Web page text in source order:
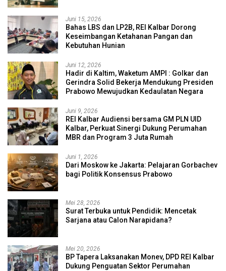
Juni 15, 2026
Bahas LBS dan LP2B, REI Kalbar Dorong
Keseimbangan Ketahanan Pangan dan
Kebutuhan Hunian
Juni 12, 2026
Hadir di Kaltim, Waketum AMPI : Golkar dan
Gerindra Solid Bekerja Mendukung Presiden
Prabowo Mewujudkan Kedaulatan Negara
Juni 9, 2026
REI Kalbar Audiensi bersama GM PLN UID
Kalbar, Perkuat Sinergi Dukung Perumahan
MBR dan Program 3 Juta Rumah
Juni 1, 2026
Dari Moskow ke Jakarta: Pelajaran Gorbachev
bagi Politik Konsensus Prabowo
Mei 28, 2026
Surat Terbuka untuk Pendidik: Mencetak
Sarjana atau Calon Narapidana?
Mei 20, 2026
BP Tapera Laksanakan Monev, DPD REI Kalbar
Dukung Penguatan Sektor Perumahan